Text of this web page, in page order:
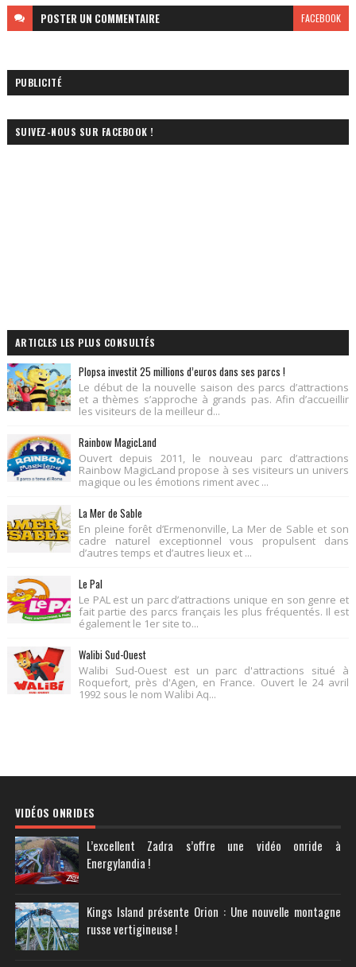
POSTER UN COMMENTAIRE FACEBOOK
PUBLICITÉ
SUIVEZ-NOUS SUR FACEBOOK !
ARTICLES LES PLUS CONSULTÉS
Plopsa investit 25 millions d’euros dans ses parcs !
Le début de la nouvelle saison des parcs d’attractions
et a thèmes s’approche à grands pas. Afin d’accueillir
les visiteurs de la meilleur d...
Rainbow MagicLand
Ouvert depuis 2011, le nouveau parc d’attractions
Rainbow MagicLand propose à ses visiteurs un univers
magique ou les émotions riment avec ...
La Mer de Sable
En pleine forêt d’Ermenonville, La Mer de Sable et son
cadre naturel exceptionnel vous propulsent dans
d’autres temps et d’autres lieux et ...
Le Pal
Le PAL est un parc d’attractions unique en son genre et
fait partie des parcs français les plus fréquentés. Il est
également le 1er site to...
Walibi Sud-Ouest
Walibi Sud-Ouest est un parc d'attractions situé à
Roquefort, près d'Agen, en France. Ouvert le 24 avril
1992 sous le nom Walibi Aq...
VIDÉOS ONRIDES
L’excellent Zadra s’offre une vidéo onride à
Energylandia !
Kings Island présente Orion : Une nouvelle montagne
russe vertigineuse !